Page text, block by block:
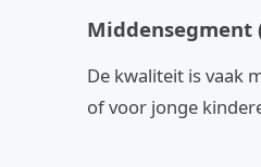
Middensegment
De kwaliteit is vaak
of voor jonge